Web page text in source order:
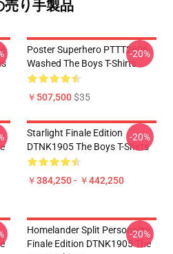
売り手製品
Poster Superhero PTTT2606
Washed The Boys T-Shirts
￥507,500$35
-20%
Starlight Finale Edition
DTNK1905 The Boys T-Shirts
￥384,250 - ￥442,250
-20%
Homelander Split Personality
Finale Edition DTNK1905 The
-20%